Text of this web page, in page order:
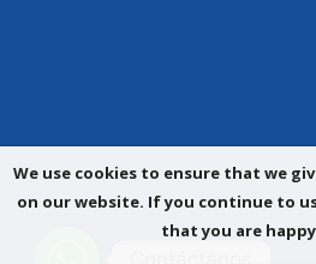
We use cookies to ensure that we
on our website. If you continue to
that you are